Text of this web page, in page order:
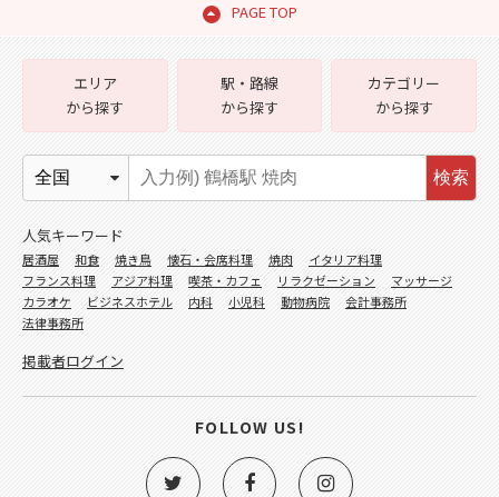
PAGE TOP
エリア
から探す
駅・路線
から探す
カテゴリー
から探す
検索
人気キーワード
居酒屋 和食 焼き鳥 懐石・会席料理 焼肉
イタリア料理
フランス料理
アジア料理 喫茶・カフェ リラクゼーション
マッサージ
カラオケ
ビジネスホテル 内科 小児科 動物病院
会計事務所
法律事務所
掲載者ログイン
FOLLOW US!